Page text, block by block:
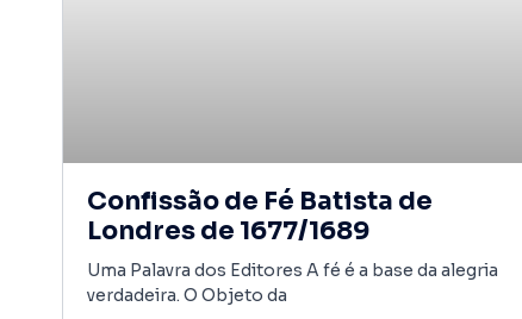
Confissão de Fé Batista de
Londres de 1677/1689
Uma Palavra dos Editores A fé é a base da alegria
verdadeira. O Objeto da